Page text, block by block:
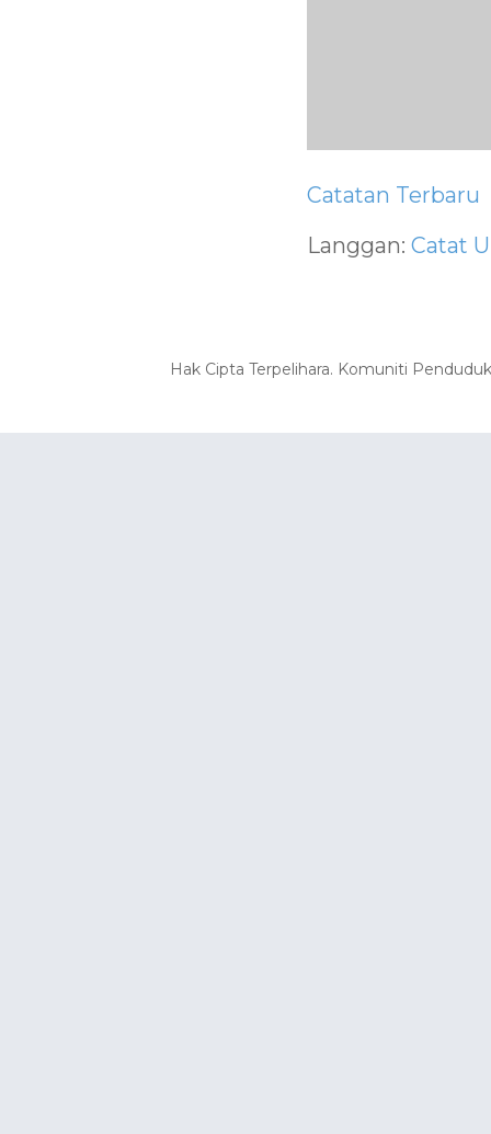
Catatan Terbaru
Langgan: Catat
Hak Cipta Terpelihara. Komuniti